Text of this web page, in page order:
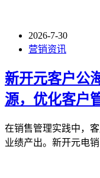
2026-7-30
营销资讯
新开元客户公
源，优化客户
在销售管理实践中，
业绩产出。新开元电